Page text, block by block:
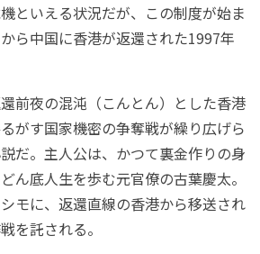
といえる状況だが、この制度が始ま
ら中国に香港が返還された1997年
前夜の混沌（こんとん）とした香港
がす国家機密の争奪戦が繰り広げら
だ。主人公は、かつて裏金作りの身
ん底人生を歩む元官僚の古葉慶太。
モに、返還直線の香港から移送され
を託される。